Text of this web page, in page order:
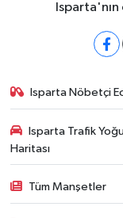
Isparta Nöbetçi
Isparta Trafik
Haritası
Tüm Manşetler